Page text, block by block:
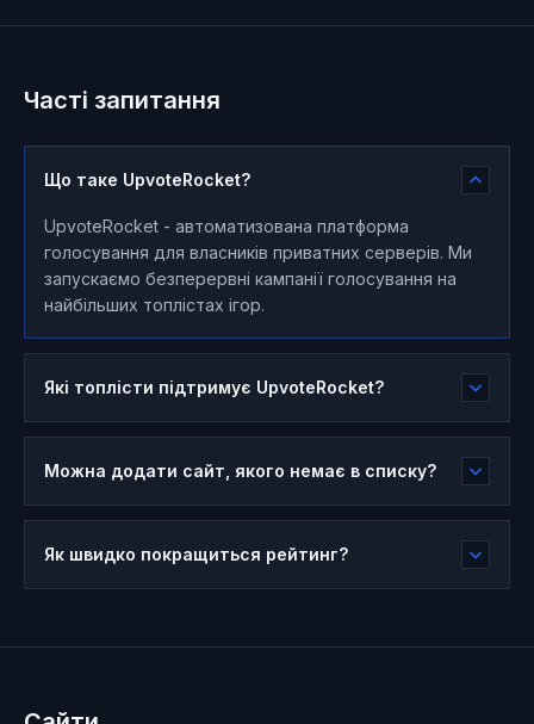
Часті запитання
Що таке UpvoteRocket?
UpvoteRocket - автоматизована платформа
голосування для власників приватних серверів. Ми
запускаємо безперервні кампанії голосування на
найбільших топліcтах ігор.
Які топліcти підтримує UpvoteRocket?
Можна додати сайт, якого немає в списку?
Як швидко покращиться рейтинг?